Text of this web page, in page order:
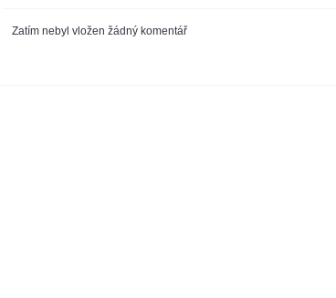
Zatím nebyl vložen žádný komentář